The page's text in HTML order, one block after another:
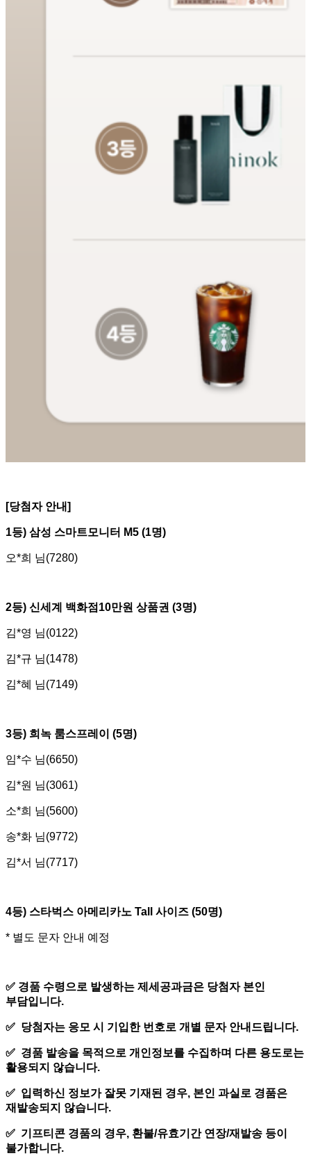
[당첨자 안내]
1등) 삼성 스마트모니터 M5 (1명)
오*희 님(7280)
2등) 신세계 백화점10만원 상품권 (3명)
김*영 님(0122)
김*규 님(1478)
김*혜 님(7149)
3등) 희녹 룸스프레이 (5명)
임*수 님(6650)
김*원 님(3061)
소*희 님(5600)
송*화 님(9772)
김*서 님(7717)
4등) 스타벅스 아메리카노 Tall 사이즈 (50명)
* 별도 문자 안내 예정
✅ 경품 수령으로 발생하는 제세공과금은 당첨자 본인
부담입니다.
✅ 당첨자는 응모 시 기입한 번호로 개별 문자 안내드립니다.
✅ 경품 발송을 목적으로 개인정보를 수집하며 다른 용도로는
활용되지 않습니다.
✅ 입력하신 정보가 잘못 기재된 경우, 본인 과실로 경품은
재발송되지 않습니다.
✅ 기프티콘 경품의 경우, 환불/유효기간 연장/재발송 등이
불가합니다.